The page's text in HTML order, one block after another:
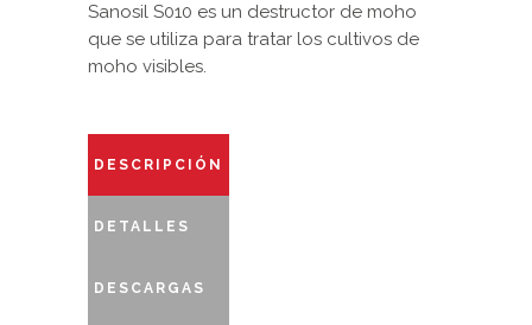
Sanosil S010 es un destructor de moho
que se utiliza para tratar los cultivos de
moho visibles.
DESCRIPCIÓN
DETALLES
DESCARGAS